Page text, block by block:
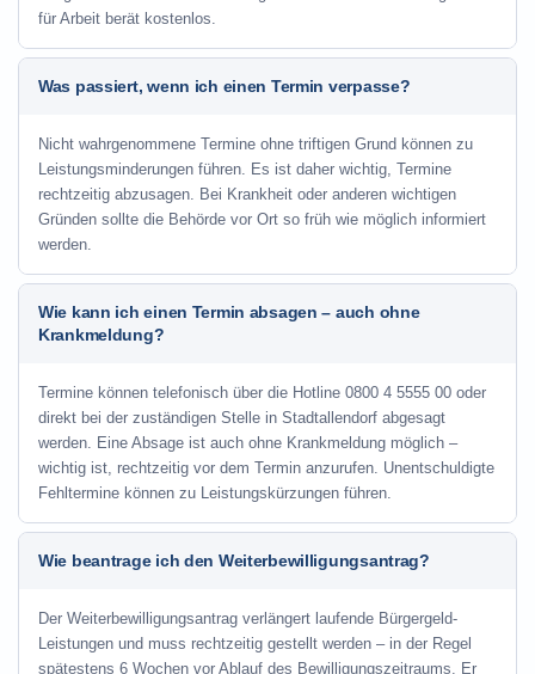
für Arbeit berät kostenlos.
Was passiert, wenn ich einen Termin verpasse?
Nicht wahrgenommene Termine ohne triftigen Grund können zu
Leistungsminderungen führen. Es ist daher wichtig, Termine
rechtzeitig abzusagen. Bei Krankheit oder anderen wichtigen
Gründen sollte die Behörde vor Ort so früh wie möglich informiert
werden.
Wie kann ich einen Termin absagen – auch ohne
Krankmeldung?
Termine können telefonisch über die Hotline 0800 4 5555 00 oder
direkt bei der zuständigen Stelle in Stadtallendorf abgesagt
werden. Eine Absage ist auch ohne Krankmeldung möglich –
wichtig ist, rechtzeitig vor dem Termin anzurufen. Unentschuldigte
Fehltermine können zu Leistungskürzungen führen.
Wie beantrage ich den Weiterbewilligungsantrag?
Der Weiterbewilligungsantrag verlängert laufende Bürgergeld-
Leistungen und muss rechtzeitig gestellt werden – in der Regel
spätestens 6 Wochen vor Ablauf des Bewilligungszeitraums. Er